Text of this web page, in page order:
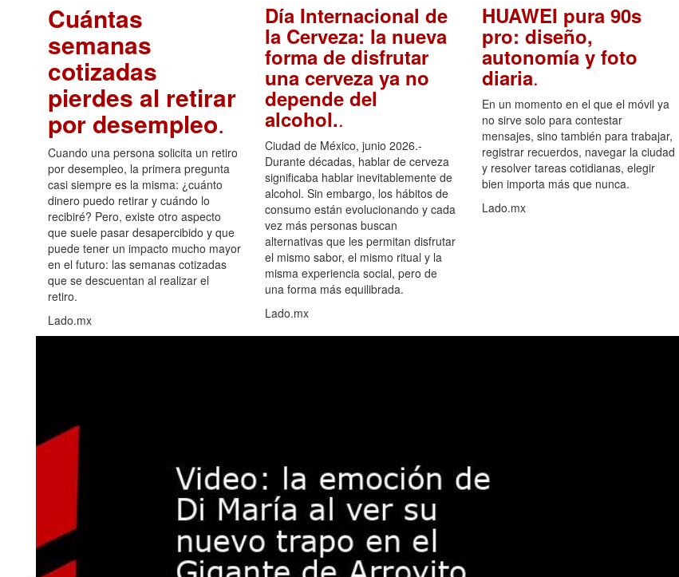
Cuántas
semanas
cotizadas
pierdes al retirar
por desempleo.
Cuando una persona solicita un retiro
por desempleo, la primera pregunta
casi siempre es la misma: ¿cuánto
dinero puedo retirar y cuándo lo
recibiré? Pero, existe otro aspecto
que suele pasar desapercibido y que
puede tener un impacto mucho mayor
en el futuro: las semanas cotizadas
que se descuentan al realizar el
retiro.
Lado.mx
Día Internacional de
la Cerveza: la nueva
forma de disfrutar
una cerveza ya no
depende del
alcohol..
Ciudad de México, junio 2026.-
Durante décadas, hablar de cerveza
significaba hablar inevitablemente de
alcohol. Sin embargo, los hábitos de
consumo están evolucionando y cada
vez más personas buscan
alternativas que les permitan disfrutar
el mismo sabor, el mismo ritual y la
misma experiencia social, pero de
una forma más equilibrada.
Lado.mx
HUAWEI pura 90s
pro: diseño,
autonomía y foto
diaria.
En un momento en el que el móvil ya
no sirve solo para contestar
mensajes, sino también para trabajar,
registrar recuerdos, navegar la ciudad
y resolver tareas cotidianas, elegir
bien importa más que nunca.
Lado.mx